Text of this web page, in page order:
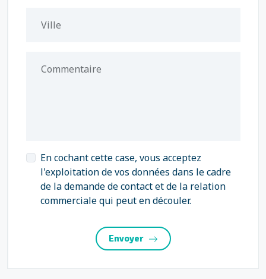
Ville
Commentaire
En cochant cette case, vous acceptez
l'exploitation de vos données dans le cadre
de la demande de contact et de la relation
commerciale qui peut en découler.
Envoyer